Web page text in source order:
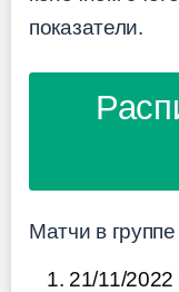
показатели.
Матчи в
21/11/